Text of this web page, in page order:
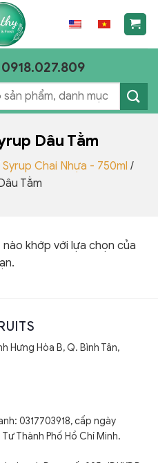
0918.027.809
Dâu Tằm
Syrup Chai Nhựa - 750ml /
Tằm
khớp với lựa chọn của
Hưng Hòa B, Q. Bình Tân,
0317703918, cấp ngày
Thành Phố Hồ Chí Minh.